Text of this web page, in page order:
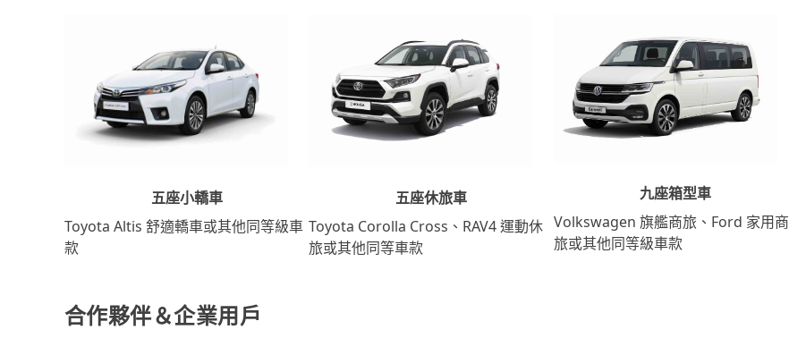
五座小轎車
Toyota Altis 舒適轎車或其他同等級車
款
五座休旅車
Toyota Corolla Cross、RAV4 運動休
旅或其他同等車款
九座箱型車
Volkswagen 旗艦商旅、Ford 家用商
旅或其他同等級車款
合作夥伴＆企業用戶